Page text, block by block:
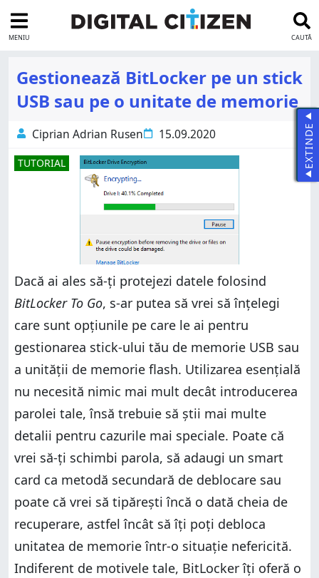
MENIU CAUTĂ
Gestionează BitLocker pe un stick
USB sau pe o unitate de memorie
Ciprian Adrian Rusen 15.09.2020
TUTORIAL
Dacă ai ales să-ți protejezi datele folosind
BitLocker To Go, s-ar putea să vrei să înțelegi
care sunt opțiunile pe care le ai pentru
gestionarea stick-ului tău de memorie USB sau
a unității de memorie flash. Utilizarea esențială
nu necesită nimic mai mult decât introducerea
parolei tale, însă trebuie să știi mai multe
detalii pentru cazurile mai speciale. Poate că
vrei să-ți schimbi parola, să adaugi un smart
card ca metodă secundară de deblocare sau
poate că vrei să tipărești încă o dată cheia de
recuperare, astfel încât să îți poți debloca
unitatea de memorie într-o situație nefericită.
Indiferent de motivele tale, BitLocker îți oferă o
EXTINDE